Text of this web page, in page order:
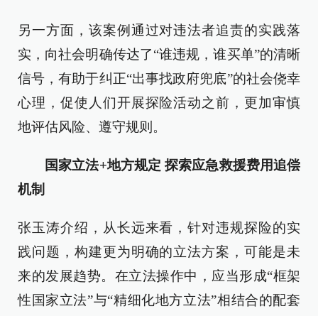
另一方面，该案例通过对违法者追责的实践落
实，向社会明确传达了“谁违规，谁买单”的清晰
信号，有助于纠正“出事找政府兜底”的社会侥幸
心理，促使人们开展探险活动之前，更加审慎
地评估风险、遵守规则。
国家立法+地方规定 探索应急救援费用追偿
机制
张玉涛介绍，从长远来看，针对违规探险的实
践问题，构建更为明确的立法方案，可能是未
来的发展趋势。在立法操作中，应当形成“框架
性国家立法”与“精细化地方立法”相结合的配套